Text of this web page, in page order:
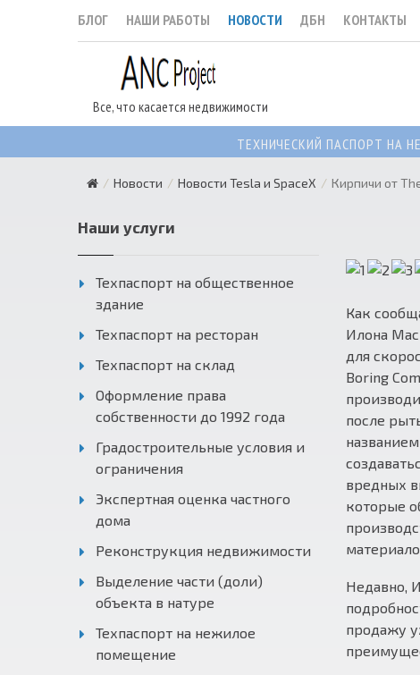
БЛОГ НАШИ РАБОТЫ НОВОСТИ ДБН КОНТАКТЫ
Все, что касается недвижимости
ТЕХНИЧЕСКИЙ ПАСПОРТ НА
Новости Новости Tesla и SpaceX Кирпичи от
Как
Илона
для
Boring
после
вредных
которые
Недавно,
продажу
Наши услуги
Техпаспорт на общественное
здание
Техпаспорт на ресторан
Техпаспорт на склад
Оформление права
собственности до 1992 года
Градостроительные условия и
ограничения
Экспертная оценка частного
дома
Реконструкция недвижимости
Выделение части (доли)
объекта в натуре
Техпаспорт на нежилое
помещение